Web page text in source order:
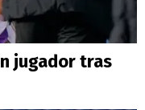
jugador tras